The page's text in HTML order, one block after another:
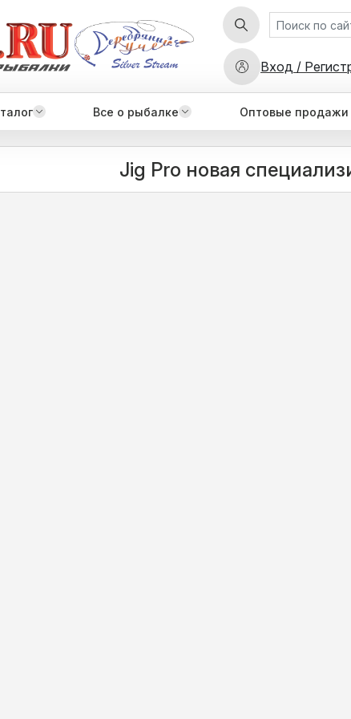
Вход /
Все о рыбалке Оптовые продажи
Jig Pro новая